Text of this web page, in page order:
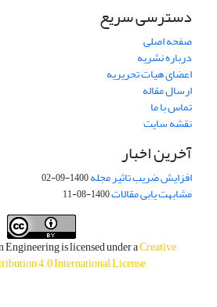
دسترسی سریع
صفحه اصلی
درباره نشریه
اعضای هیات تحریریه
ارسال مقاله
تماس با ما
نقشه سایت
آخرین اخبار
افزایش ضریب تاثیر مجله1400-09-02
مشابهت یابی مقالات1400-08-11
is licensed under aCreative
4.0 International License